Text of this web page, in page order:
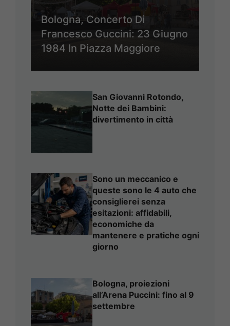
Bologna, Concerto Di
Francesco Guccini: 23 Giugno
1984 In Piazza Maggiore
San Giovanni Rotondo,
Notte dei Bambini:
divertimento in città
Sono un meccanico e
queste sono le 4 auto che
consiglierei senza
esitazioni: affidabili,
economiche da
mantenere e pratiche ogni
giorno
Bologna, proiezioni
all’Arena Puccini: fino al 9
settembre